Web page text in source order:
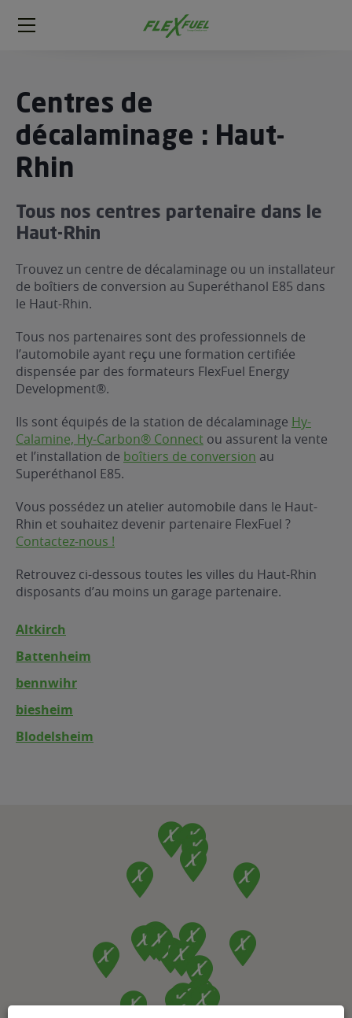
FlexFuel
Méga
le Décalaminage
?
gratuit
du carburant avec
le Superéthanol
?
de mon
garagiste
Centres de
décalaminage : Haut-
Rhin
Tous nos centres partenaire dans le
Haut-Rhin
Trouvez un centre de décalaminage ou un installateur
de boîtiers de conversion au Superéthanol E85 dans
le Haut-Rhin.
Tous nos partenaires sont des professionnels de
l’automobile ayant reçu une formation certifiée
dispensée par des formateurs FlexFuel Energy
Development®.
Ils sont équipés de la station de décalaminage Hy-
Calamine, Hy-Carbon® Connect ou assurent la vente
et l’installation de boîtiers de conversion au
Superéthanol E85.
Vous possédez un atelier automobile dans le Haut-
Rhin et souhaitez devenir partenaire FlexFuel ?
Contactez-nous !
Retrouvez ci-dessous toutes les villes du Haut-Rhin
disposants d’au moins un garage partenaire.
Altkirch
Battenheim
bennwihr
biesheim
Blodelsheim